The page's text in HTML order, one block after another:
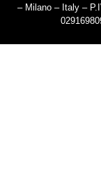
– Milano – Italy –